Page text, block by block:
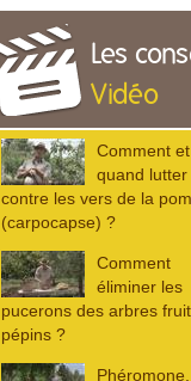
Les
Vidéo
Comment et
quand lutter
contre les vers de la
(carpocapse) ?
Comment
éliminer les
pucerons des arbres
pépins ?
Phéromone,